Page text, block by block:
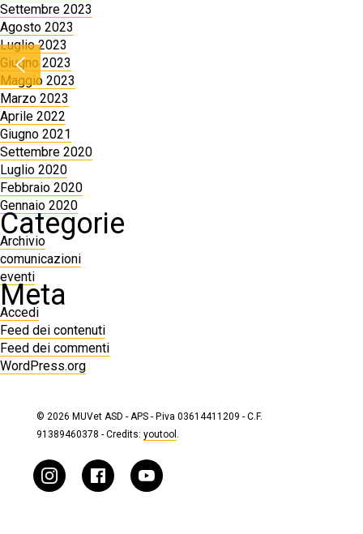
Settembre 2023
Agosto 2023
Luglio 2023
Giugno 2023
Maggio 2023
Marzo 2023
Aprile 2022
Giugno 2021
Settembre 2020
Luglio 2020
Febbraio 2020
Gennaio 2020
Categorie
Archivio
comunicazioni
eventi
Meta
Accedi
Feed dei contenuti
Feed dei commenti
WordPress.org
© 2026 MUVet ASD - APS - P.iva 03614411209 - C.F.
91389460378 - Credits: youtool .